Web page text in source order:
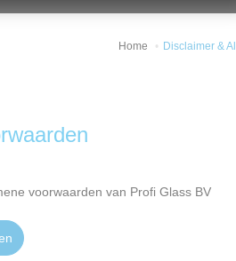
Home Disclaimer &
voorwaarden van Profi Glass BV